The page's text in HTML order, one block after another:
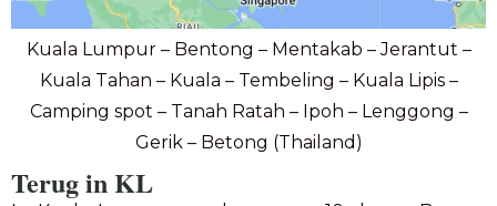
Kuala Lumpur – Bentong – Mentakab – Jerantut –
Kuala Tahan – Kuala – Tembeling – Kuala Lipis –
Camping spot – Tanah Ratah – Ipoh – Lenggong –
Gerik – Betong (Thailand)
Terug in KL